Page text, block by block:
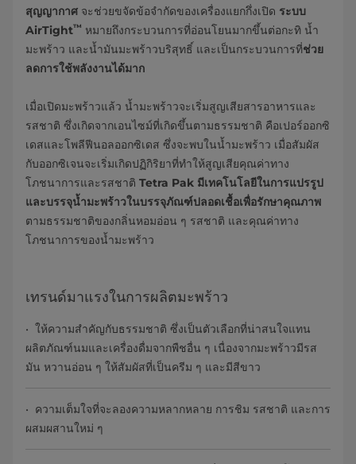
สุญญากาศ จะช่วยขจัดข้อจำกัดของเครื่องแยกกึ่งเปิด ระบบ
AirTight™ หมายถึงกระบวนการที่อ่อนโยนมากขึ้นต่อกะทิ น้ำ
มะพร้าว และน้ำมันมะพร้าวบริสุทธิ์ และเป็นกระบวนการที่ช่วย
ลดการใช้พลังงานได้มาก
เมื่อเปิดมะพร้าวแล้ว น้ำมะพร้าวจะเริ่มสูญเสียสารอาหารและ
รสชาติ ซึ่งเกิดจากเอนไซม์ที่เกิดขึ้นตามธรรมชาติ คือเปอร์ออกซิ
เดสและโพลีฟีนอลออกซิเดส ซึ่งจะพบในน้ำมะพร้าว เมื่อสัมผัส
กับออกซิเจนจะเริ่มเกิดปฏิกิริยาที่ทำให้สูญเสียคุณค่าทาง
โภชนาการและรสชาติ Tetra Pak มีเทคโนโลยีในการแปรรูป
และบรรจุน้ำมะพร้าวในบรรจุภัณฑ์ปลอดเชื้อเพื่อรักษาคุณภาพ
ตามธรรมชาติของกลิ่นหอมอ่อน ๆ รสชาติ และคุณค่าทาง
โภชนาการของน้ำมะพร้าว
เทรนด์มาแรงในการผลิตมะพร้าว
• ให้ความสำคัญกับธรรมชาติ ซึ่งเป็นตัวเลือกที่น่าสนใจแทน
ผลิตภัณฑ์นมและเครื่องดื่มจากพืชอื่น ๆ เนื่องจากมะพร้าวมีรส
มัน หวานอ่อน ๆ ให้สัมผัสที่เป็นครีม ๆ และมีสีขาว
• ความเต็มใจที่จะลองความหลากหลาย การชิม รสชาติ และการ
ผสมผสานใหม่ ๆ